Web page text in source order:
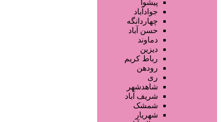
خدمات دندانپزشکی
ماساژ و اسپا
خدمات لیزر و رفع موهای زائد
کلینیک های زیبایی پزشکی
آرایش دائم
سایر خدمات
پیشوا
جوادآباد
چهاردانگه
حسن آباد
دماوند
دیزین
رباط کریم
رودهن
ری
شاهدشهر
شریف آباد
شمشک
شهریار